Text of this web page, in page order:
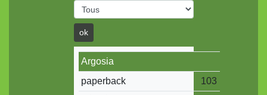
ok
Argosia
paperback
103